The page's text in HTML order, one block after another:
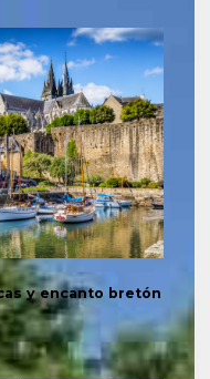
y encanto bretón